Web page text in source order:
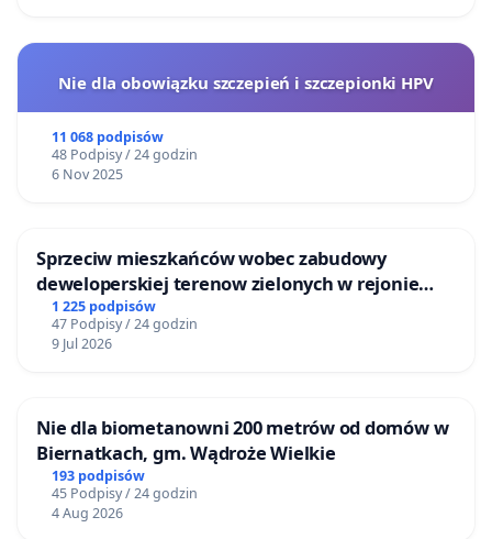
Nie dla obowiązku szczepień i szczepionki HPV
11 068 podpisów
48 Podpisy / 24 godzin
6 Nov 2025
Sprzeciw mieszkańców wobec zabudowy
deweloperskiej terenow zielonych w rejonie
Bulwarów Straceńskich w Bielsku-Białej
1 225 podpisów
47 Podpisy / 24 godzin
9 Jul 2026
Nie dla biometanowni 200 metrów od domów w
Biernatkach, gm. Wądroże Wielkie
193 podpisów
45 Podpisy / 24 godzin
4 Aug 2026